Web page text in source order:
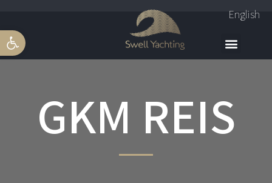
פתח
English
GKM REIS